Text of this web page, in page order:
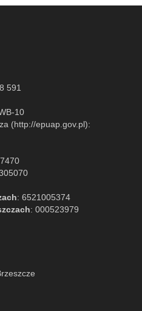
591
10
(http://epuap.gov.pl):
: 6521005374
: 000523979